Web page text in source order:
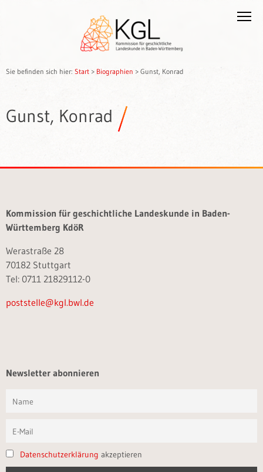
Sie befinden sich hier: Start > Biographien > Gunst, Konrad
Gunst, Konrad
Kommission für geschichtliche Landeskunde in Baden-
Württemberg KdöR
Werastraße 28
70182 Stuttgart
Tel: 0711 21829112-0
poststelle@kgl.bwl.de
Newsletter abonnieren
Datenschutzerklärung akzeptieren